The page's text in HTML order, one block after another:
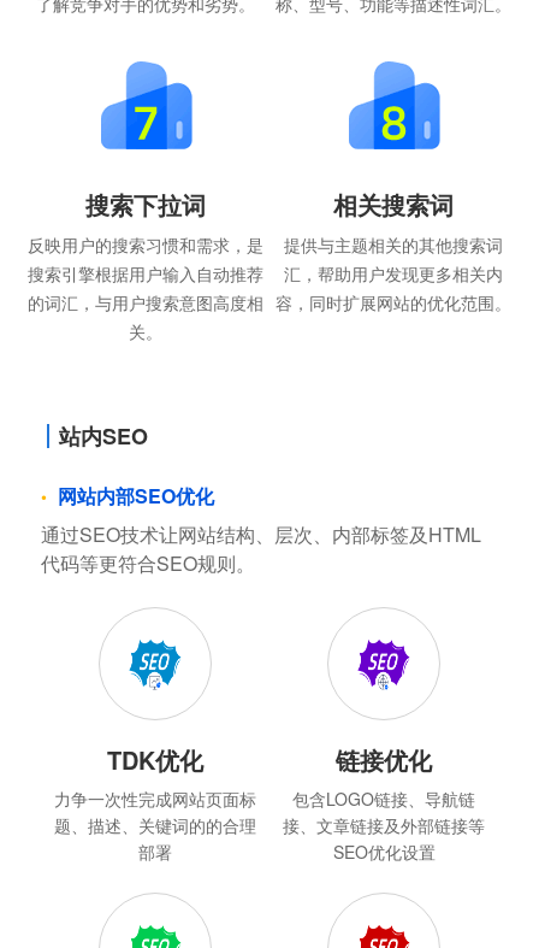
搜索下拉词
反映用户的搜索习惯和需求，是
搜索引擎根据用户输入自动推荐
的词汇，与用户搜索意图高度相
关。
相关搜索词
提供与主题相关的其他搜索词
汇，帮助用户发现更多相关内
容，同时扩展网站的优化范围。
站内SEO
网站内部SEO优化
通过SEO技术让网站结构、层次、内部标签及HTML
代码等更符合SEO规则。
TDK优化
力争一次性完成网站页面标
题、描述、关键词的的合理
部署
链接优化
包含LOGO链接、导航链
接、文章链接及外部链接等
SEO优化设置